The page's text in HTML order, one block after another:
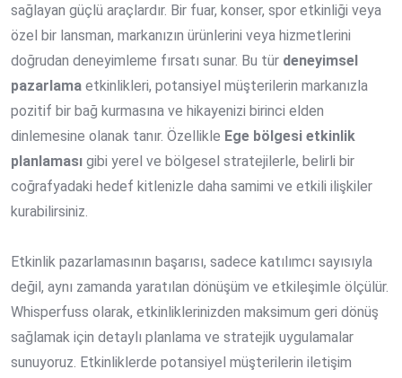
sağlayan güçlü araçlardır. Bir fuar, konser, spor etkinliği veya
özel bir lansman, markanızın ürünlerini veya hizmetlerini
doğrudan deneyimleme fırsatı sunar. Bu tür deneyimsel
pazarlama etkinlikleri, potansiyel müşterilerin markanızla
pozitif bir bağ kurmasına ve hikayenizi birinci elden
dinlemesine olanak tanır. Özellikle Ege bölgesi etkinlik
planlaması gibi yerel ve bölgesel stratejilerle, belirli bir
coğrafyadaki hedef kitlenizle daha samimi ve etkili ilişkiler
kurabilirsiniz.
Etkinlik pazarlamasının başarısı, sadece katılımcı sayısıyla
değil, aynı zamanda yaratılan dönüşüm ve etkileşimle ölçülür.
Whisperfuss olarak, etkinliklerinizden maksimum geri dönüş
sağlamak için detaylı planlama ve stratejik uygulamalar
sunuyoruz. Etkinliklerde potansiyel müşterilerin iletişim